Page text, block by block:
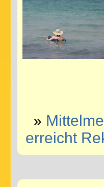
»
erreicht